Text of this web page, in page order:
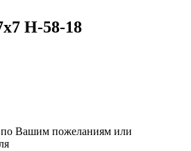
Н-58-18
по Вашим пожеланиям или